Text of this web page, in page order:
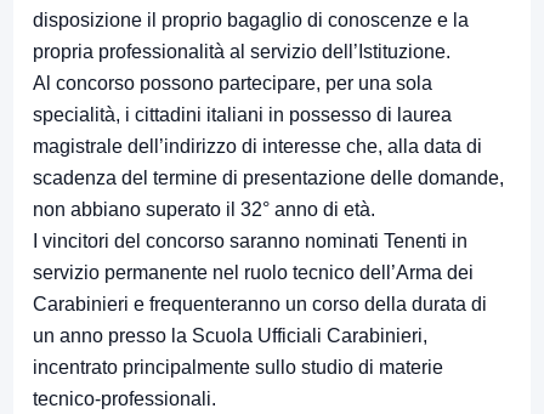
disposizione il proprio bagaglio di conoscenze e la
propria professionalità al servizio dell’Istituzione.
Al concorso possono partecipare, per una sola
specialità, i cittadini italiani in possesso di laurea
magistrale dell’indirizzo di interesse che, alla data di
scadenza del termine di presentazione delle domande,
non abbiano superato il 32° anno di età.
I vincitori del concorso saranno nominati Tenenti in
servizio permanente nel ruolo tecnico dell’Arma dei
Carabinieri e frequenteranno un corso della durata di
un anno presso la Scuola Ufficiali Carabinieri,
incentrato principalmente sullo studio di materie
tecnico-professionali.